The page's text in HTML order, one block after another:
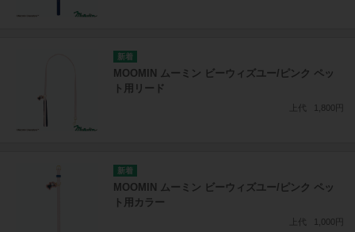
MOOMIN ムーミン ビーウィズユー/ピンク ペッ
ト用リード
上代 1,800円
MOOMIN ムーミン ビーウィズユー/ピンク ペッ
ト用カラー
上代 1,000円